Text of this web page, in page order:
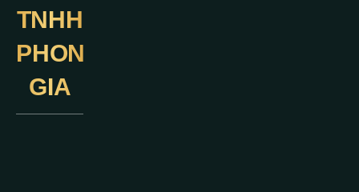
TNHH
PHONG
GIA